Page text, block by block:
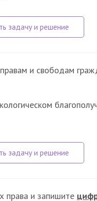
и свободам
права и запишите